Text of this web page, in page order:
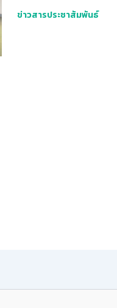
ข่าวสารประชาสัมพันธ์